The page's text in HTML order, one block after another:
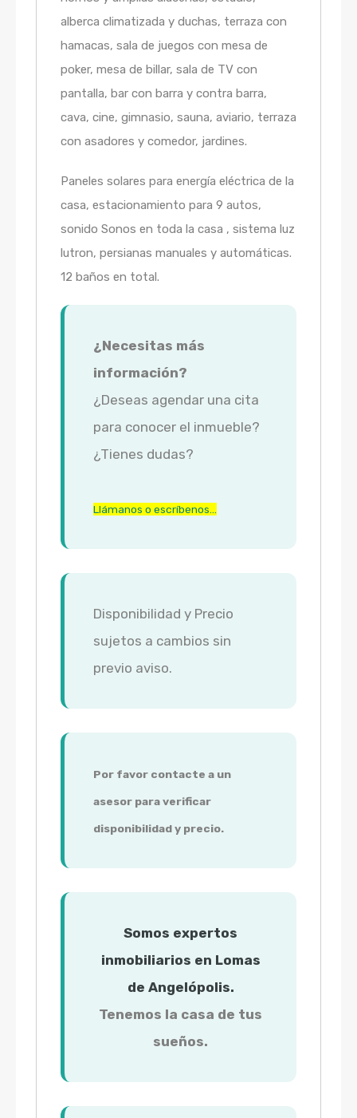
alberca climatizada y duchas, terraza con
hamacas, sala de juegos con mesa de
poker, mesa de billar, sala de TV con
pantalla, bar con barra y contra barra,
cava, cine, gimnasio, sauna, aviario, terraza
con asadores y comedor, jardines.
Paneles solares para energía eléctrica de la
casa, estacionamiento para 9 autos,
sonido Sonos en toda la casa , sistema luz
lutron, persianas manuales y automáticas.
12 baños en total.
¿Necesitas más
información?
¿Deseas agendar una cita
para conocer el inmueble?
¿Tienes dudas?
Llámanos o escríbenos…
Disponibilidad y Precio
sujetos a cambios sin
previo aviso.
Por favor contacte a un
asesor para verificar
disponibilidad y precio.
Somos expertos
inmobiliarios en Lomas
de Angelópolis.
Tenemos la casa de tus
sueños.